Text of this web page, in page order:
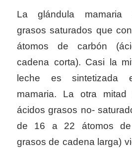
La glándula mamaria
grasos saturados que
átomos de carbón
cadena corta). Casi la
leche es sintetizada
mamaria. La otra
ácidos grasos no-
de 16 a 22 átomos de
grasos de cadena larga)